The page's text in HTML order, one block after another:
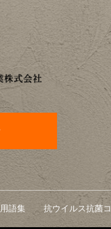
用語集 抗ウイルス抗菌